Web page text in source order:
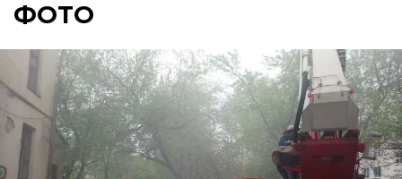
ФОТО